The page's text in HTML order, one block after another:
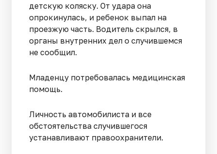
детскую коляску. От удара она
опрокинулась, и ребенок выпал на
проезжую часть. Водитель скрылся, в
органы внутренних дел о случившемся
не сообщил.
Младенцу потребовалась медицинская
помощь.
Личность автомобилиста и все
обстоятельства случившегося
устанавливают правоохранители.